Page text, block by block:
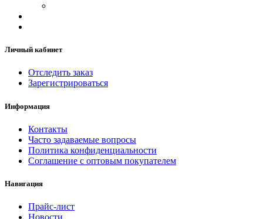
Личный кабинет
Отследить заказ
Зарегистрироваться
Информация
Контакты
Часто задаваемые вопросы
Политика конфиденциальности
Соглашение с оптовым покупателем
Навигация
Прайс-лист